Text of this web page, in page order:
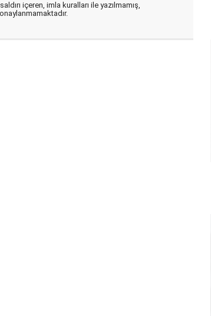
içeren, imla kuralları ile yazılmamış,